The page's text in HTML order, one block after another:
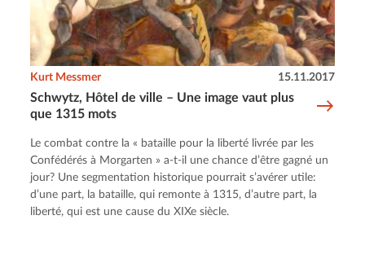
Schwytz, Hôtel de ville – Une image vaut plus
que 1315 mots
Kurt Messmer 15.11.2017
Le combat contre la « bataille pour la liberté livrée par les
Confédérés à Morgarten » a-t-il une chance d’être gagné un
jour? Une segmentation historique pourrait s’avérer utile:
d’une part, la bataille, qui remonte à 1315, d’autre part, la
liberté, qui est une cause du XIXe siècle.